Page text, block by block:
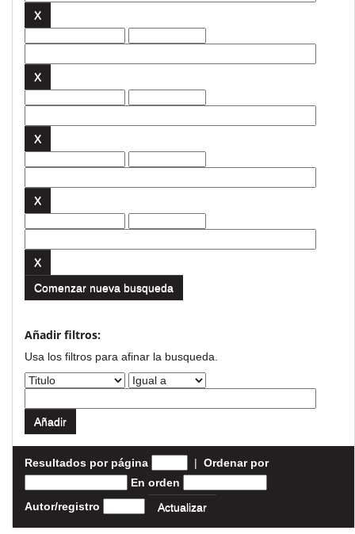
Comenzar nueva busqueda
Añadir filtros:
Usa los filtros para afinar la busqueda.
Resultados por página | Ordenar por
En orden
Autor/registro